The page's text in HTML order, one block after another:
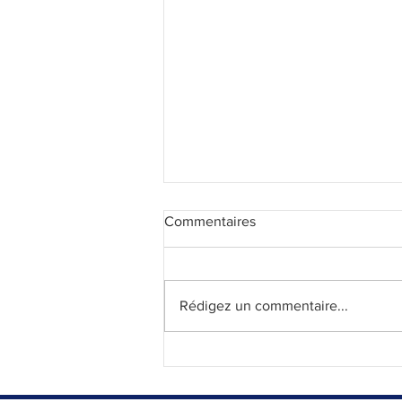
Commentaires
Rédigez un commentaire...